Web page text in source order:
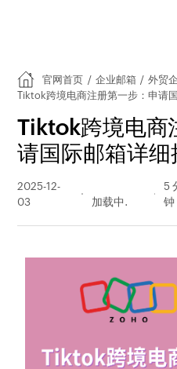
官网首页 / 企业邮箱 / 外贸
Tiktok跨境电商注册第一步：申请
Tiktok跨境电商
请国际邮箱详细
2025-12-
03
量
5
钟